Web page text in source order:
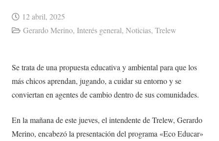
12 abril, 2025
Gerardo Merino, Interés general, Noticias, Trelew
Se trata de una propuesta educativa y ambiental para que los
más chicos aprendan, jugando, a cuidar su entorno y se
conviertan en agentes de cambio dentro de sus comunidades.
En la mañana de este jueves, el intendente de Trelew, Gerardo
Merino, encabezó la presentación del programa «Eco Educar»